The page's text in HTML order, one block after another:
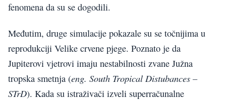
fenomena da su se dogodili.
Međutim, druge simulacije pokazale su se točnijima u
reprodukciji Velike crvene pjege. Poznato je da
Jupiterovi vjetrovi imaju nestabilnosti zvane Južna
tropska smetnja (eng. South Tropical Distubances –
STrD). Kada su istraživači izveli superračunalne